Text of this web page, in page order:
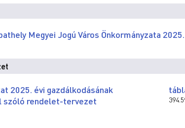
Megyei Jogú Város Önkormányzata
2025. évi gazdálkodásának
szóló rendelet-tervezet